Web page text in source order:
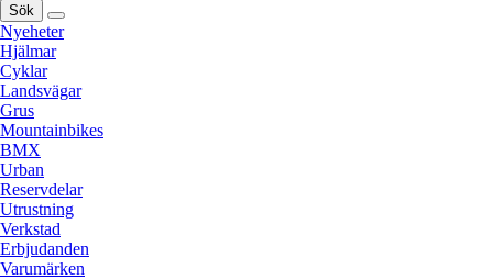
Sök
Nyeheter
Hjälmar
Cyklar
Landsvägar
Grus
Mountainbikes
BMX
Urban
Reservdelar
Utrustning
Verkstad
Erbjudanden
Varumärken